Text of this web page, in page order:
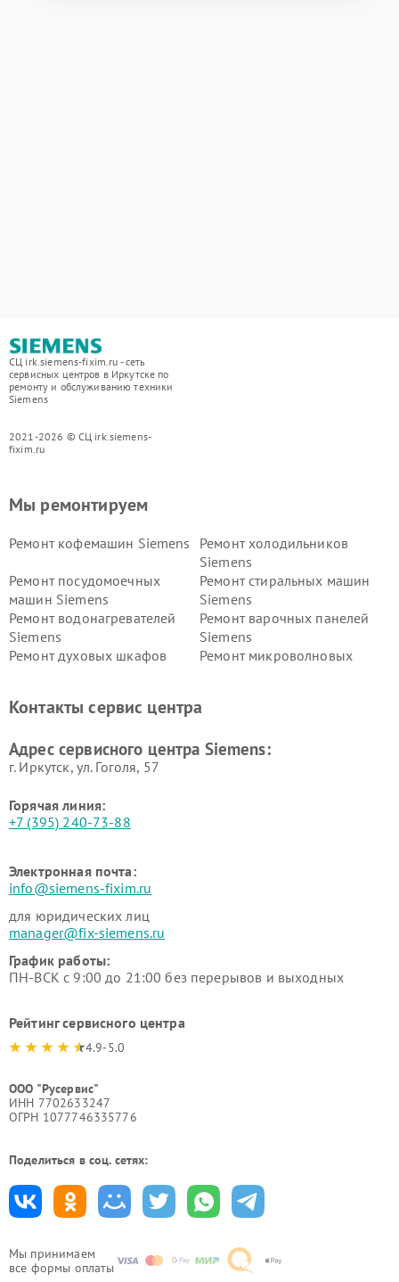
СЦ irk.siemens-fixim.ru - сеть
сервисных центров в Иркутске по
ремонту и обслуживанию техники
Siemens
2021-2026 © СЦ irk.siemens-
fixim.ru
Мы принимаем
все формы оплаты
Мы ремонтируем
Ремонт кофемашин Siemens
Ремонт холодильников
Siemens
Ремонт посудомоечных
машин Siemens
Ремонт стиральных машин
Siemens
Ремонт водонагревателей
Siemens
Ремонт варочных панелей
Siemens
Ремонт духовых шкафов
Ремонт микроволновых
Siemens
Siemens
Siemens
Siemens
Контакты сервис центра
Адрес сервисного центра Siemens:
г. Иркутск, ул. ​Гоголя, 57
Горячая линия:
+7 (395) 240-73-88
Электронная почта:
info@siemens-fixim.ru
для юридических лиц
manager@fix-siemens.ru
График работы:
ПН-ВСК с 9:00 до 21:00 без перерывов и выходных
Рейтинг сервисного центра
4.9-5.0
ООО "Русервис"
ИНН 7702633247
ОГРН 1077746335776
Поделиться в соц. сетях: